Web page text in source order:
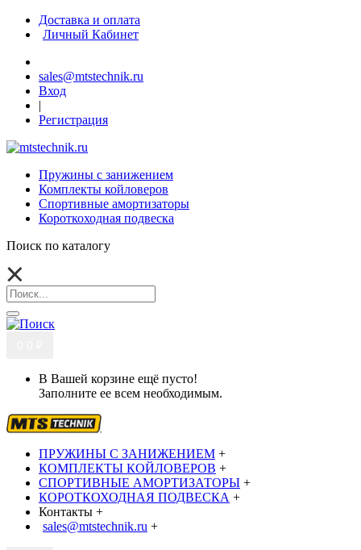
Доставка и оплата
Личный Кабинет
sales@mtstechnik.ru
Вход
|
Регистрация
Пружины с занижением
Комплекты койловеров
Спортивные амортизаторы
Короткоходная подвеска
Поиск по каталогу
В Вашей корзине ещё пусто!
Заполните ее всем необходимым.
ПРУЖИНЫ С ЗАНИЖЕНИЕМ +
КОМПЛЕКТЫ КОЙЛОВЕРОВ +
СПОРТИВНЫЕ АМОРТИЗАТОРЫ +
КОРОТКОХОДНАЯ ПОДВЕСКА +
Контакты +
sales@mtstechnik.ru +